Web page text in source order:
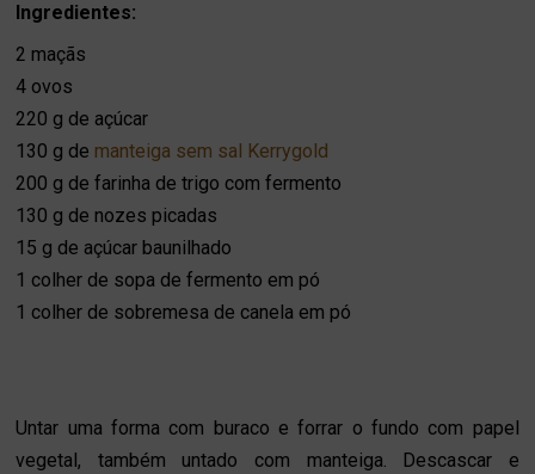
Ingredientes:
2 maçãs
4 ovos
220 g de açúcar
130 g de manteiga sem sal Kerrygold
200 g de farinha de trigo com fermento
130 g de nozes picadas
15 g de açúcar baunilhado
1 colher de sopa de fermento em pó
1 colher de sobremesa de canela em pó
Untar uma forma com buraco e forrar o fundo com papel
vegetal, também untado com manteiga. Descascar e